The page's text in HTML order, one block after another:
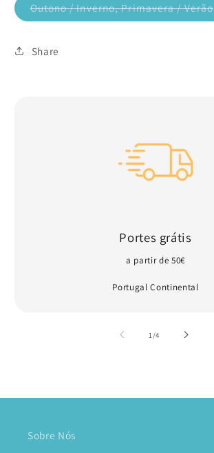
Outono / Inverno, Primavera / Verão
Share
Portes grátis
a partir de 50€
Portugal Continental
1 /de
4
Sobre Nós